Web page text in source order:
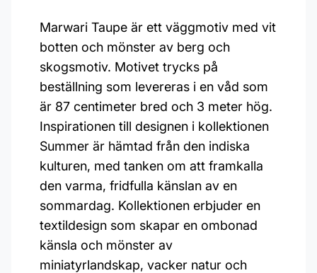
Marwari Taupe är ett väggmotiv med vit
botten och mönster av berg och
skogsmotiv. Motivet trycks på
beställning som levereras i en våd som
är 87 centimeter bred och 3 meter hög.
Inspirationen till designen i kollektionen
Summer är hämtad från den indiska
kulturen, med tanken om att framkalla
den varma, fridfulla känslan av en
sommardag. Kollektionen erbjuder en
textildesign som skapar en ombonad
känsla och mönster av
miniatyrlandskap, vacker natur och